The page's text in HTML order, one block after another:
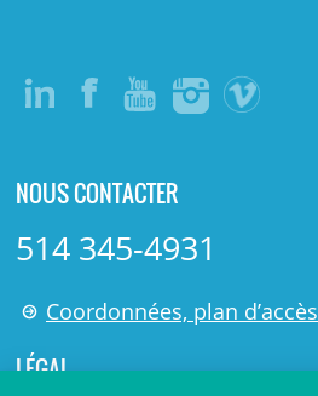
NOUS CONTACTER
514 345-4931
Coordonnées, plan d’accès
LÉGAL